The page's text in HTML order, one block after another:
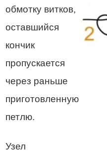
обмотку витков,
оставшийся
кончик
пропускается
через раньше
приготовленную
петлю.
Узел